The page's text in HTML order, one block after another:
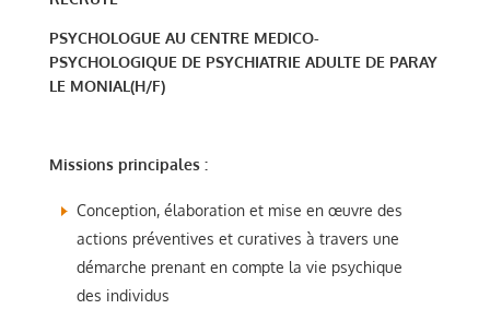
PSYCHOLOGUE AU CENTRE MEDICO-
PSYCHOLOGIQUE DE PSYCHIATRIE ADULTE DE PARAY
LE MONIAL(H/F)
Missions principales :
Conception, élaboration et mise en œuvre des
actions préventives et curatives à travers une
démarche prenant en compte la vie psychique
des individus